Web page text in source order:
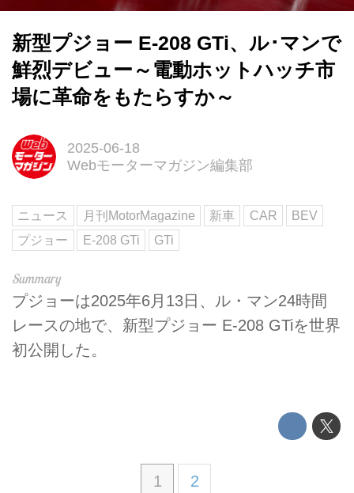
新型プジョー E-208 GTi、ル･マンで
鮮烈デビュー～電動ホットハッチ市
場に革命をもたらすか～
2025-06-18
Webモーターマガジン編集部
ニュース 月刊MotorMagazine 新車 CAR
BEV
プジョー
E-208 GTi GTi
プジョーは2025年6月13日、ル・マン24時間
レースの地で、新型プジョー E-208 GTiを世界
初公開した。
1 2